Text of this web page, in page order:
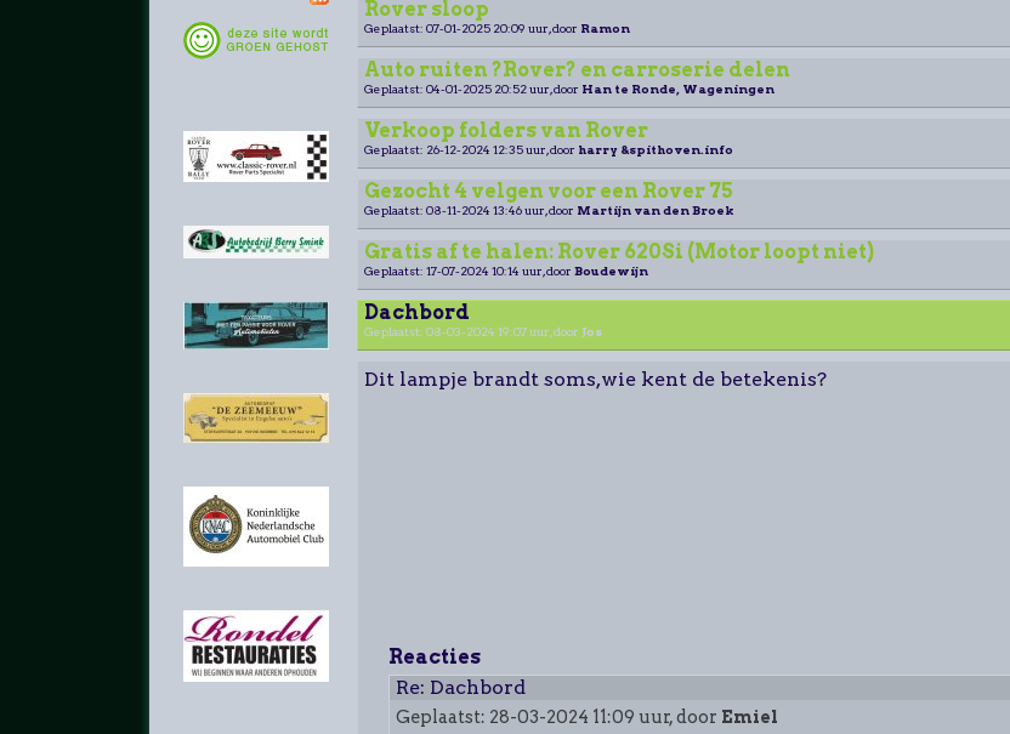
Rover sloop
Geplaatst: 07-01-2025 20:09 uur, door Ramon
Auto ruiten ?Rover? en carroserie delen
Geplaatst: 04-01-2025 20:52 uur, door Han te Ronde, Wageningen
Verkoop folders van Rover
Geplaatst: 26-12-2024 12:35 uur, door harry &spithoven.info
Gezocht 4 velgen voor een Rover 75
Geplaatst: 08-11-2024 13:46 uur, door Martijn van den Broek
Gratis af te halen: Rover 620Si (Motor loopt niet)
Geplaatst: 17-07-2024 10:14 uur, door Boudewijn
Dachbord
Geplaatst: 08-03-2024 19:07 uur, door Jos
Dit lampje brandt soms,wie kent de betekenis?
Reacties
Re: Dachbord
Geplaatst: 28-03-2024 11:09 uur, door Emiel